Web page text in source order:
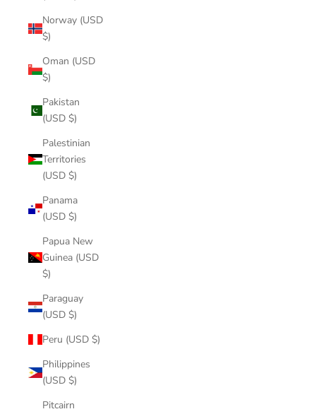
Norway (USD
$)
Oman (USD
$)
Pakistan
(USD $)
Palestinian
Territories
(USD $)
Panama
(USD $)
Papua New
Guinea (USD
$)
Paraguay
(USD $)
Peru (USD $)
Philippines
(USD $)
Pitcairn